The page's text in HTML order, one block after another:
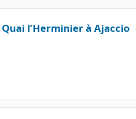
l’Herminier à Ajaccio